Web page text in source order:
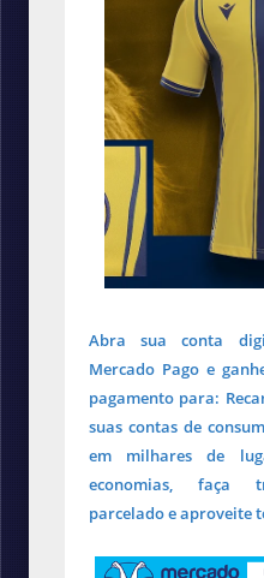
Abra sua conta
Mercado Pago e
pagamento para:
suas contas de
em milhares de
economias, faça
parcelado e aproveite